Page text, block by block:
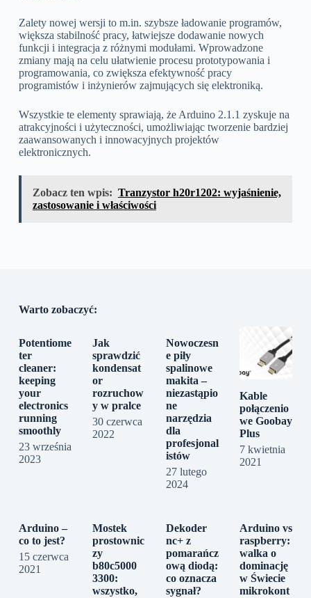
Zalety nowej wersji to m.in. szybsze ładowanie programów,
większa stabilność pracy, łatwiejsze dodawanie nowych
funkcji i integracja z różnymi modułami. Wprowadzone
zmiany mają na celu ułatwienie procesu prototypowania i
programowania, co zwiększa efektywność pracy
programistów i inżynierów zajmujących się elektroniką.
Wszystkie te elementy sprawiają, że Arduino 2.1.1 zyskuje na
atrakcyjności i użyteczności, umożliwiając tworzenie bardziej
zaawansowanych i innowacyjnych projektów
elektronicznych.
Zobacz ten wpis: Tranzystor h20r1202: wyjaśnienie,
zastosowanie i właściwości
Warto zobaczyć:
Potentiome
ter
cleaner:
keeping
your
electronics
running
smoothly
23 września
2023
Jak
sprawdzić
kondensat
or
rozruchow
y w pralce
30 czerwca
2022
Nowoczesn
e piły
spalinowe
makita –
niezastąpio
ne
narzędzia
dla
profesjonal
istów
27 lutego
2024
Kable
połączenio
we Goobay
Plus
7 kwietnia
2021
Arduino –
co to jest?
15 czerwca
2021
Mostek
prostownic
zy
b80c5000
3300:
wszystko,
Dekoder
nc+ z
pomarańcz
ową diodą:
co oznacza
sygnał?
Arduino vs
raspberry:
walka o
dominację
w Świecie
mikrokont